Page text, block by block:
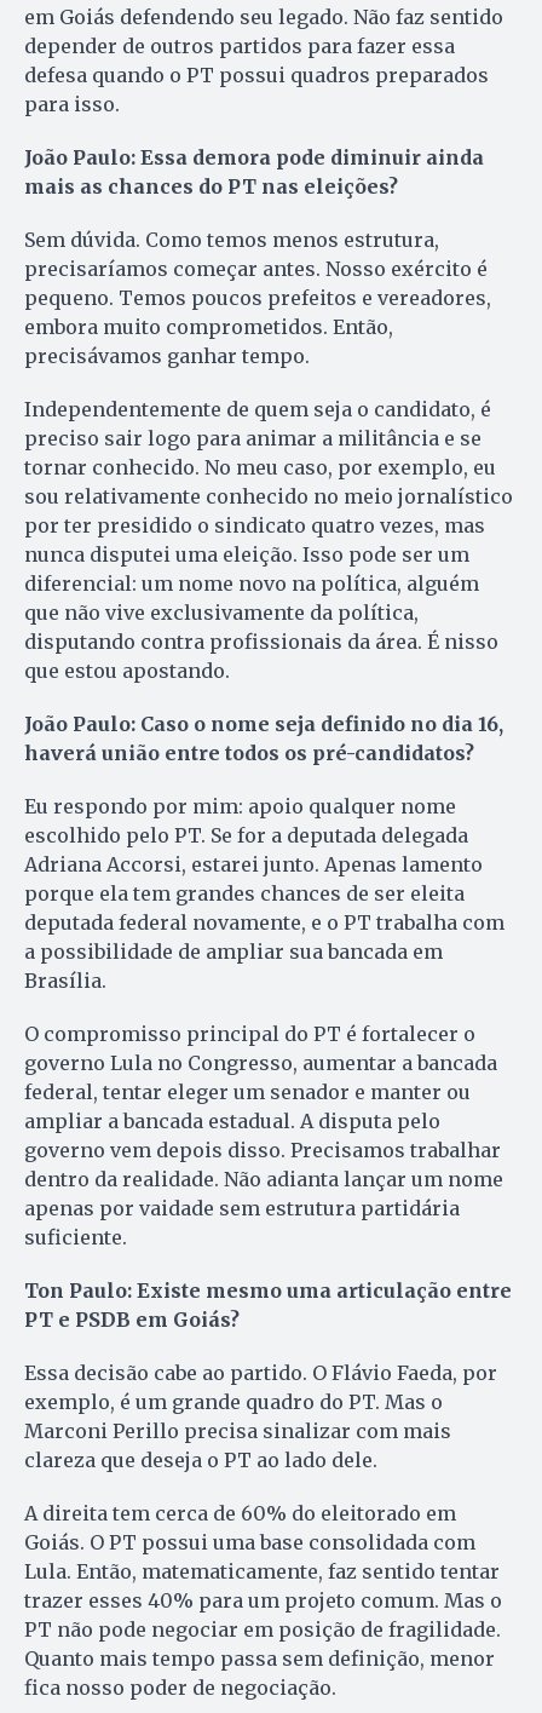
em Goiás defendendo seu legado. Não faz sentido
depender de outros partidos para fazer essa
defesa quando o PT possui quadros preparados
para isso.
João Paulo: Essa demora pode diminuir ainda
mais as chances do PT nas eleições?
Sem dúvida. Como temos menos estrutura,
precisaríamos começar antes. Nosso exército é
pequeno. Temos poucos prefeitos e vereadores,
embora muito comprometidos. Então,
precisávamos ganhar tempo.
Independentemente de quem seja o candidato, é
preciso sair logo para animar a militância e se
tornar conhecido. No meu caso, por exemplo, eu
sou relativamente conhecido no meio jornalístico
por ter presidido o sindicato quatro vezes, mas
nunca disputei uma eleição. Isso pode ser um
diferencial: um nome novo na política, alguém
que não vive exclusivamente da política,
disputando contra profissionais da área. É nisso
que estou apostando.
João Paulo: Caso o nome seja definido no dia 16,
haverá união entre todos os pré-candidatos?
Eu respondo por mim: apoio qualquer nome
escolhido pelo PT. Se for a deputada delegada
Adriana Accorsi, estarei junto. Apenas lamento
porque ela tem grandes chances de ser eleita
deputada federal novamente, e o PT trabalha com
a possibilidade de ampliar sua bancada em
Brasília.
O compromisso principal do PT é fortalecer o
governo Lula no Congresso, aumentar a bancada
federal, tentar eleger um senador e manter ou
ampliar a bancada estadual. A disputa pelo
governo vem depois disso. Precisamos trabalhar
dentro da realidade. Não adianta lançar um nome
apenas por vaidade sem estrutura partidária
suficiente.
Ton Paulo: Existe mesmo uma articulação entre
PT e PSDB em Goiás?
Essa decisão cabe ao partido. O Flávio Faeda, por
exemplo, é um grande quadro do PT. Mas o
Marconi Perillo precisa sinalizar com mais
clareza que deseja o PT ao lado dele.
A direita tem cerca de 60% do eleitorado em
Goiás. O PT possui uma base consolidada com
Lula. Então, matematicamente, faz sentido tentar
trazer esses 40% para um projeto comum. Mas o
PT não pode negociar em posição de fragilidade.
Quanto mais tempo passa sem definição, menor
fica nosso poder de negociação.